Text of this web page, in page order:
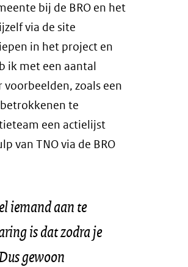
bij de BRO en het
via de site
in het project en
ik met een aantal
zoals een
te
een actielijst
van TNO via de BRO
iemand aan te
is dat zodra je
gewoon